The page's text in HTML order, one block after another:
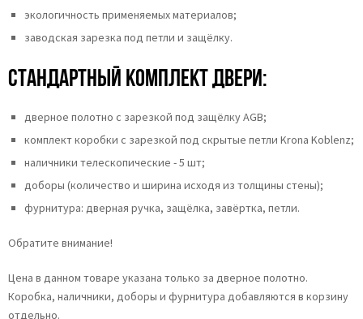
экологичность применяемых материалов;
заводская зарезка под петли и защёлку.
Стандартный комплект двери:
дверное полотно с зарезкой под защёлку AGB;
комплект коробки с зарезкой под скрытые петли Krona Koblenz;
наличники телескопические - 5 шт;
доборы (количество и ширина исходя из толщины стены);
фурнитура: дверная ручка, защёлка, завёртка, петли.
Обратите внимание!
Цена в данном товаре указана только за дверное полотно.
Коробка, наличники, доборы и фурнитура добавляются в корзину
отдельно.